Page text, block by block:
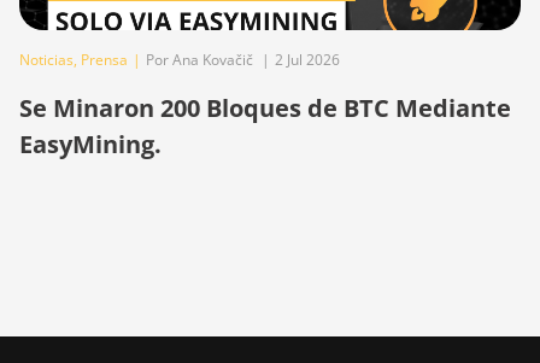
BITMAIN Antminer S19k Pro
(120Th)
(580Th)
BITMAIN Antminer S23 Hyd.
Noticias, Prensa | Por Ana Kovačič | 2 Jul 2026
Se Minaron 200 Bloques de BTC Mediante
EasyMining.